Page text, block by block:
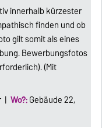
innerhalb kürzester
finden und ob
gilt somit als eines
Bewerbungsfotos
(Mit
|Wo?:Gebäude 22,